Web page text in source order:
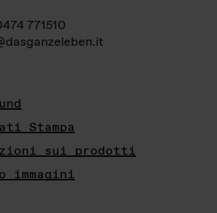
771510
Stampa
sui prodotti
immagini